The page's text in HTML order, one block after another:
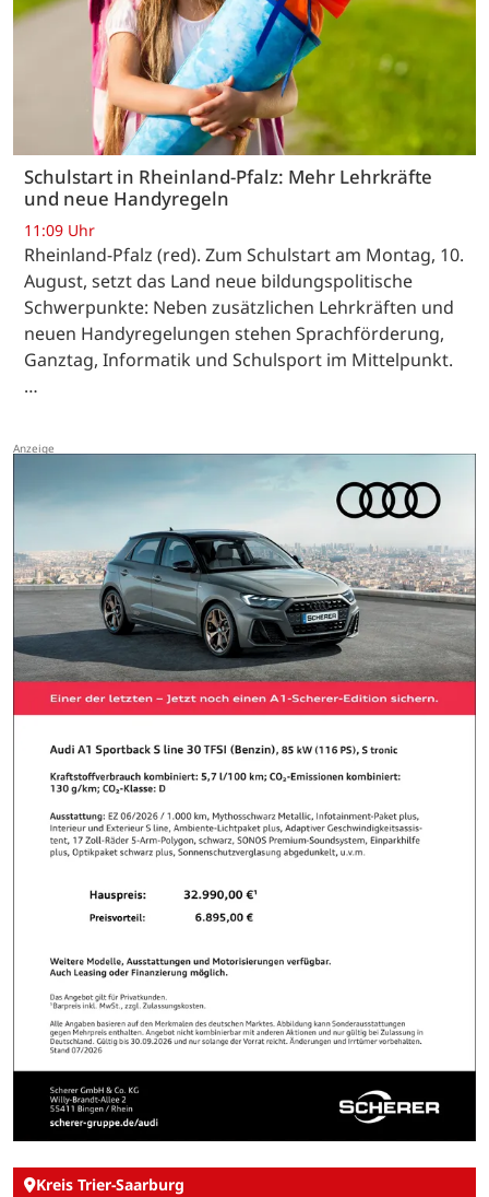
Schulstart in Rheinland-Pfalz: Mehr Lehrkräfte
und neue Handyregeln
11:09 Uhr
Rheinland-Pfalz (red). Zum Schulstart am Montag, 10.
August, setzt das Land neue bildungspolitische
Schwerpunkte: Neben zusätzlichen Lehrkräften und
neuen Handyregelungen stehen Sprachförderung,
Ganztag, Informatik und Schulsport im Mittelpunkt.
…
Kreis Trier-Saarburg